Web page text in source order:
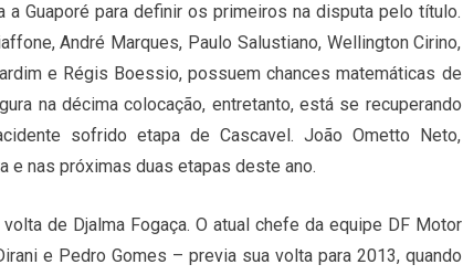
a Guaporé para definir os primeiros na disputa pelo título.
André Marques, Paulo Salustiano, Wellington Cirino,
e Régis Boessio, possuem chances matemáticas de
na décima colocação, entretanto, está se recuperando
sofrido etapa de Cascavel. João Ometto Neto,
e nas próximas duas etapas deste ano.
de Djalma Fogaça. O atual chefe da equipe DF Motor
e Pedro Gomes – previa sua volta para 2013, quando